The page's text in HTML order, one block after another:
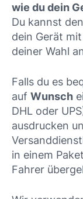
wie du dein
Du kannst
dein Gerät
deiner Wahl
Falls du es
auf Wunsch
DHL oder
ausdrucken
in einem
Fahrer